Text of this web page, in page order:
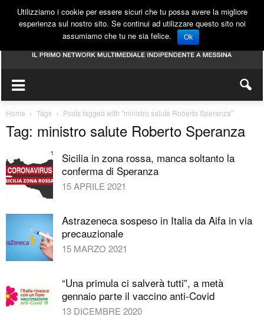
Home Tags Posts tagged with "ministro salute Roberto Speranza"
Tag: ministro salute Roberto Speranza
Sicilia in zona rossa, manca soltanto la
conferma di Speranza
15 APRILE 2021
Astrazeneca sospeso in Italia da Aifa in via
precauzionale
15 MARZO 2021
“Una primula ci salverà tutti”, a metà
gennaio parte il vaccino anti-Covid
13 DICEMBRE 2020
Utilizziamo i cookie per essere sicuri che tu possa avere la migliore
esperienza sul nostro sito. Se continui ad utilizzare questo sito noi
assumiamo che tu ne sia felice.
Ok